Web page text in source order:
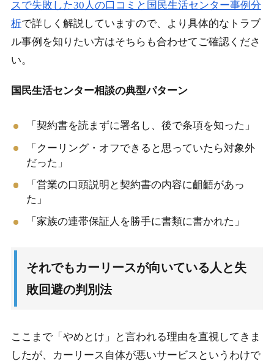
スで失敗した30人の口コミと国民生活センター事例分
析で詳しく解説していますので、より具体的なトラブ
ル事例を知りたい方はそちらも合わせてご確認くださ
い。
国民生活センター相談の典型パターン
「契約書を読まずに署名し、後で条項を知った」
「クーリング・オフできると思っていたら対象外
だった」
「営業の口頭説明と契約書の内容に齟齬があっ
た」
「家族の連帯保証人を勝手に書類に書かれた」
それでもカーリースが向いている人と失
敗回避の判別法
ここまで「やめとけ」と言われる理由を直視してきま
したが、カーリース自体が悪いサービスというわけで